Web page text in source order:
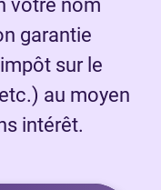
votre nom
garantie
sur le
au moyen
intérêt.